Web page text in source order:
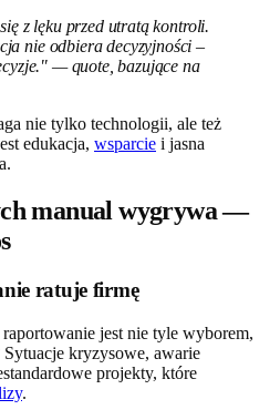
z lęku przed utratą kontroli.
nie odbiera decyzyjności –
— quote, bazujące na
nie tylko technologii, ale też
edukacja, wsparcie i jasna
manual wygrywa —
ratuje firmę
jest nie tyle wyborem,
Sytuacje kryzysowe, awarie
projekty, które
.